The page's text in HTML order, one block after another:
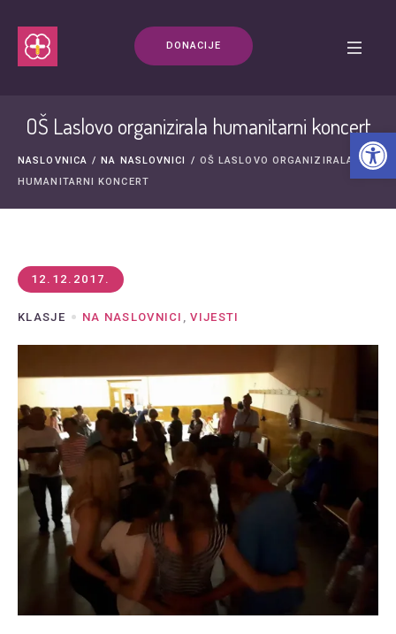
DONACIJE
OŠ Laslovo organizirala humanitarni koncert
NASLOVNICA / NA NASLOVNICI / OŠ LASLOVO ORGANIZIRALA
HUMANITARNI KONCERT
12.12.2017.
KLASJE NA NASLOVNICI ,VIJESTI